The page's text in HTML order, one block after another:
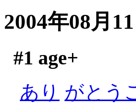
2004年08月
#1 age+
あり がとう